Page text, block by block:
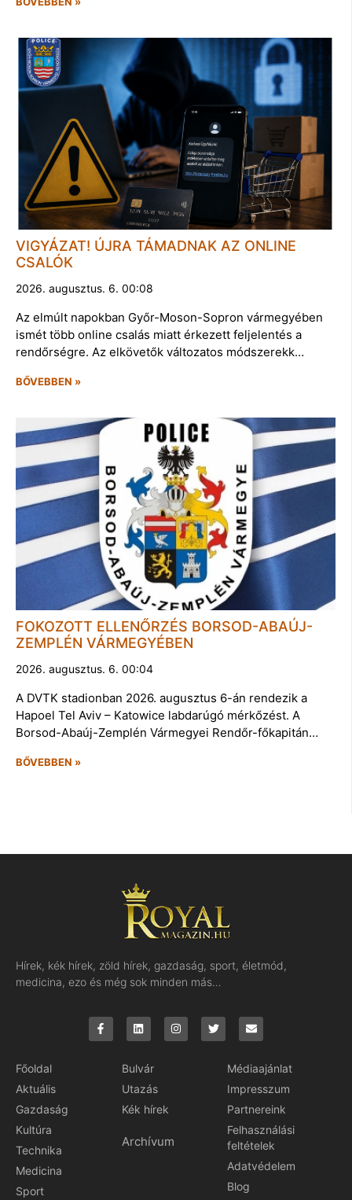
VIGYÁZAT! ÚJRA TÁMADNAK AZ ONLINE
CSALÓK
2026. augusztus. 6. 00:08
Az elmúlt napokban Győr-Moson-Sopron vármegyében
ismét több online csalás miatt érkezett feljelentés a
rendőrségre. Az elkövetők változatos módszerekk…
BŐVEBBEN »
FOKOZOTT ELLENŐRZÉS BORSOD-ABAÚJ-
ZEMPLÉN VÁRMEGYÉBEN
2026. augusztus. 6. 00:04
A DVTK stadionban 2026. augusztus 6-án rendezik a
Hapoel Tel Aviv – Katowice labdarúgó mérkőzést. A
Borsod-Abaúj-Zemplén Vármegyei Rendőr-főkapitán…
BŐVEBBEN »
Hírek, kék hírek, zöld hírek, gazdaság, sport, életmód,
medicina, ezo és még sok minden más…
Főoldal
Aktuális
Gazdaság
Kultúra
Technika
Medicina
Sport
Bulvár
Utazás
Kék hírek
Archívum
Médiaajánlat
Impresszum
Partnereink
Felhasználási
feltételek
Adatvédelem
Blog